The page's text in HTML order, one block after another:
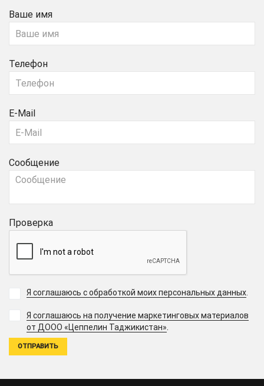
Ваше имя
Телефон
E-Mail
Сообщение
Проверка
Я соглашаюсь с обработкой моих персональных данных.
Я соглашаюсь на получение маркетинговых материалов
от ДООО «Цеппелин Таджикистан».